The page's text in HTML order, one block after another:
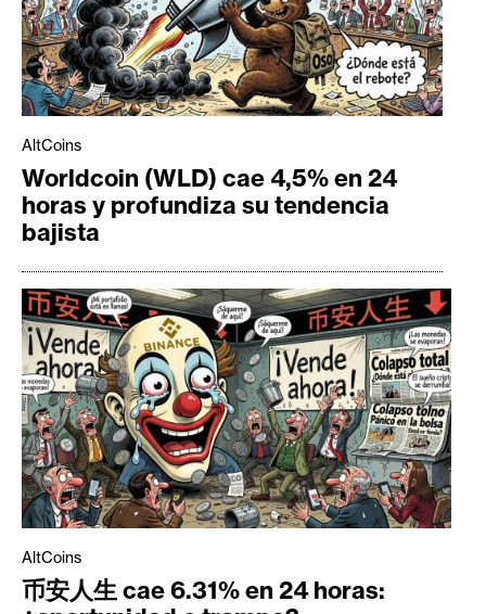
AltCoins
Worldcoin (WLD) cae 4,5% en 24
horas y profundiza su tendencia
bajista
AltCoins
币安人生 cae 6.31% en 24 horas: